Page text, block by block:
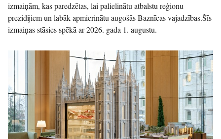
izmaiņām, kas paredzētas, lai palielinātu atbalstu reģionu
prezidijiem un labāk apmierinātu augošās Baznīcas vajadzības.Šīs
izmaiņas stāsies spēkā ar 2026. gada 1. augustu.